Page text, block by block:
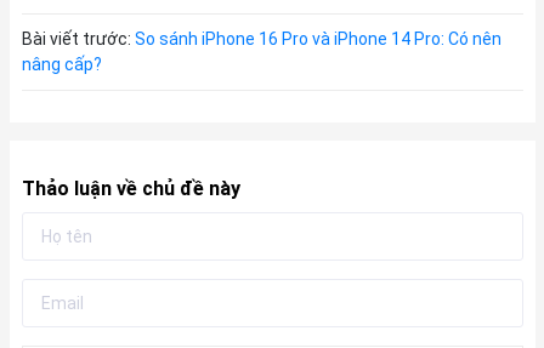
Bài viết trước: So sánh iPhone 16 Pro và iPhone 14 Pro: Có nên
nâng cấp?
Thảo luận về chủ đề này